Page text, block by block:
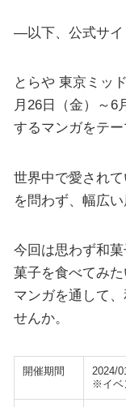
—以下、公式サ
とらや 東京ミッ
月26日（金）～6
するマンガをテー
世界中で愛され
を問わず、幅広
今回は思わず和
菓子を食べてみた
マンガを通して
せんか。
開催期間
2024/
※イベ